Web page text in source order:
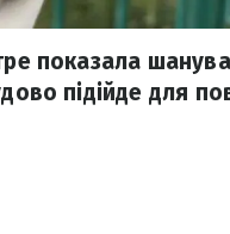
показала
підійде для